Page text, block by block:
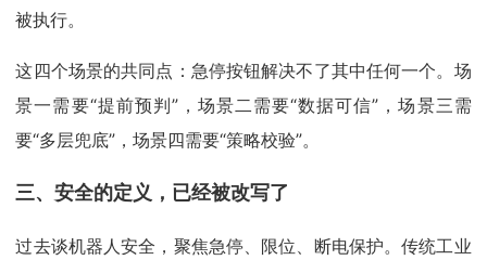
被执行。
这四个场景的共同点：急停按钮解决不了其中任何一个。场
景一需要“提前预判”，场景二需要“数据可信”，场景三需
要“多层兜底”，场景四需要“策略校验”。
三、安全的定义，已经被改写了
过去谈机器人安全，聚焦急停、限位、断电保护。传统工业